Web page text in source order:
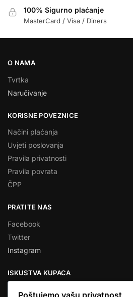
100% Sigurno plaćanje
MasterCard / Visa / Diners
O NAMA
Tvrtka
Naručivanje
KORISNE POVEZNICE
Načini plaćanja
Uvjeti poslovanja
Pravila privatnosti
Pravila povrata
ČPP
PRATITE NAS
Facebook
Twitter
Instagram
ISKUSTVA KUPACA